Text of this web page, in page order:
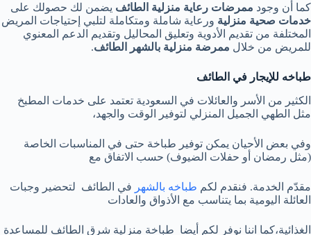
كما أن وجود ممرضات رعاية منزلية الطائف يضمن لك حصولك على
خدمات صحية منزلية ورعاية شاملة ومتكاملة لتلبي إحتياجات المريض
المختلفة من تقديم الأدوية وتعليق المحاليل وتقديم الدعم المعنوي
للمريض من خلال ممرضة منزلية بالشهر الطائف.
طباخه للإيجار في الطائف
الكثير من الأسر والعائلات في السعودية تعتمد على خدمات المطبخ
مثل الطهي الجميل المنزلي لتوفير الوقت والجهد،
وفي بعض الأحيان يمكن توفير طباخة حتى في المناسبات الخاصة
(مثل رمضان أو حفلات الضيوف) حسب الاتفاق مع
مقدّم الخدمة. فنقدم لكم طباخه بالشهر في الطائف لتحضير وجبات
العائلة اليومية بما يتناسب مع الأذواق والعادات
الغذائية،كما اننا نوفر لكم أيضا طباخة منزلية شرق الطائف للمساعدة